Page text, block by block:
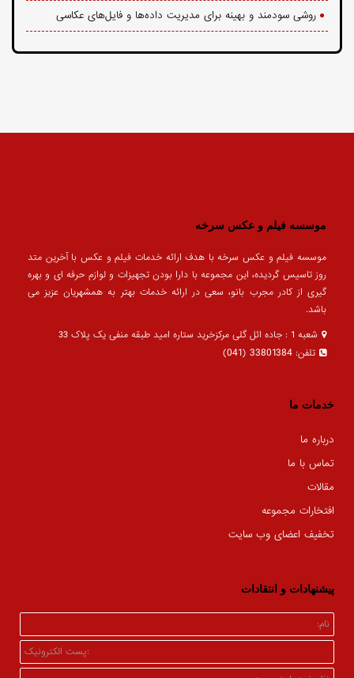
روشی سودمند و بهینه برای مدیریت داده‌ها و فایل‌های عکاسی
موسسه فیلم و عکس سرخه
موسسه فیلم و عکس سرخه با هدف ارائه خدمات فیلم و عکس با آخرین متد
روز تاسیس گردیده، این مجموعه با دارا بودن تجهیزات و لوازم حرفه ای و بهره
گیری از کادر مجرب بانو، سعی در ارائه خدمات بهتر به همشهریان عزیز می
باشد.
شعبه 1 : جاده ائل گلی مرکزخرید ستاره امید طبقه منفی یک پلاک 33
تلفن: 33801384 (041)
خدمات ما
درباره ما
تماس با ما
مقالات
افتخارات مجموعه
تخفیف اعضای وب سایت
پیشنهادات و انتقادات